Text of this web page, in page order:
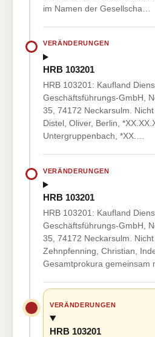
im Namen der Gesellscha…
VERÄNDERUNGEN
HRB 103201
HRB 103201: Kaufland
Geschäftsführungs-GmbH,
35, 74172 Neckarsulm.
Distel, Oliver, Berlin,
Untergruppenbach, *XX.…
VERÄNDERUNGEN
HRB 103201
HRB 103201: Kaufland
Geschäftsführungs-GmbH,
35, 74172 Neckarsulm.
Zehnpfenning, Christian,
Gesamtprokura gemeinsam
VERÄNDERUNGEN
HRB 103201